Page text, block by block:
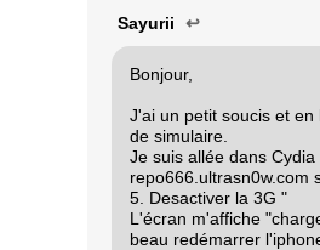
Sayurii ↩
Bonjour,
J'ai un petit soucis et
de simulaire.
Je suis allée dans
repo666.ultrasn0w.com
5. Desactiver la 3G "
L'écran m'affiche
beau redémarrer